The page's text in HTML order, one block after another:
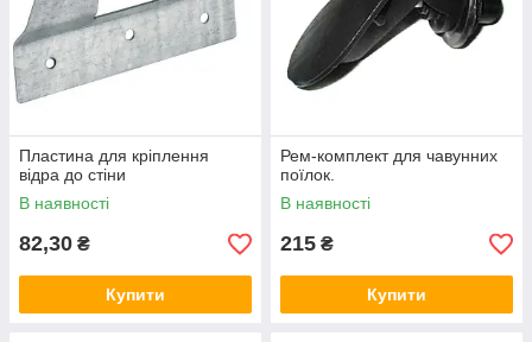
Пластина для кріплення
відра до стіни
В наявності
82,30 ₴
Купити
Рем-комплект для чавунних
поїлок.
В наявності
215 ₴
Купити